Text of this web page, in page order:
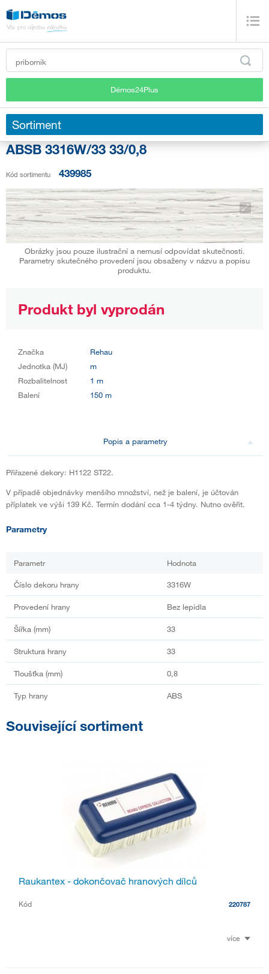
Démos24Plus
Sortiment
ABSB 3316W/33 33/0,8
Kód sortimentu 439985
Obrázky jsou pouze ilustrační a nemusí odpovídat skutečnosti.
Parametry skutečného provedení jsou obsaženy v názvu a popisu
produktu.
Produkt byl vyprodán
Značka
Rehau
Jednotka (MJ)
m
Rozbalitelnost
1 m
Balení
150 m
Popis a parametry
Přiřazené dekory: H1122 ST22.
V případě objednávky menšího množství, než je balení, je účtován
příplatek ve výši 139 Kč. Termín dodání cca 1-4 týdny. Nutno ověřit.
Parametry
Parametr Hodnota
Číslo dekoru hrany 3316W
Provedení hrany Bez lepidla
Šířka (mm) 33
Struktura hrany 33
Tloušťka (mm) 0,8
Typ hrany ABS
Související sortiment
Raukantex - dokončovač hranových dílců
Kód 220787
více